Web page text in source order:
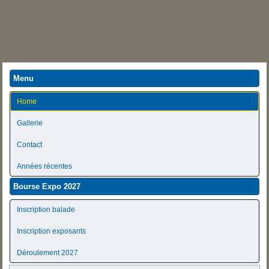
Menu
Home
Gallerie
Contact
Années récentes
Bourse Expo 2027
Inscription balade
Inscription exposants
Déroulement 2027